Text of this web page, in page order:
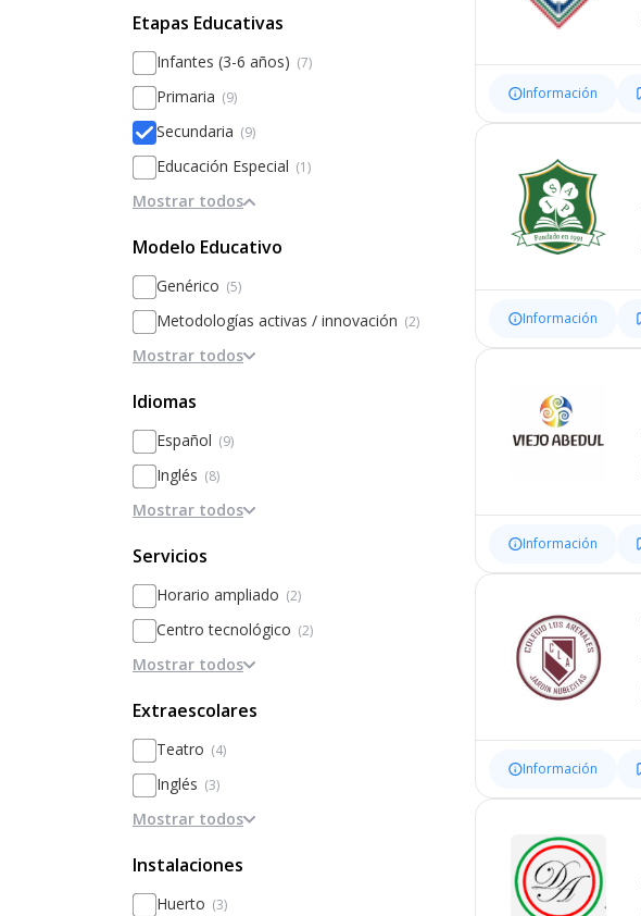
Deficiencia visual
Etapas Educativas
Infantes (3-6 años) (7)
Primaria (9)
Secundaria (9)
Educación Especial (1)
Mostrar todos
Modelo Educativo
Genérico (5)
Metodologías activas / innovación (2)
Modelos alternativos (Waldorf,
Basado en Inteligencias Múltiples
Basado en la disciplina / internados
Personalización
Basado en el rendimiento y la
Mostrar todos
Idiomas
Español (9)
Inglés (8)
Portugués (2)
Mostrar todos
Servicios
Horario ampliado (2)
Centro tecnológico (2)
Excursiones / convivencias
Campamentos
Enfermería
Mostrar todos
Extraescolares
Teatro (4)
Inglés (3)
Baile (2)
Voleibol
Mostrar todos
Instalaciones
Huerto (3)
Información
Información
Información
Información